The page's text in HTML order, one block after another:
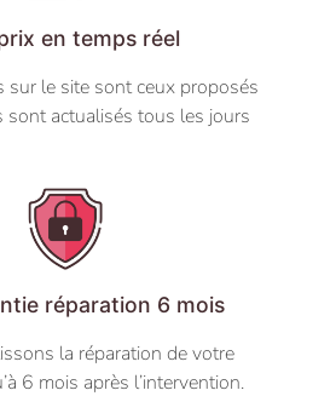
en temps réel
sur le site sont ceux proposés
sont actualisés tous les jours
réparation 6 mois
la réparation de votre
6 mois après l’intervention.